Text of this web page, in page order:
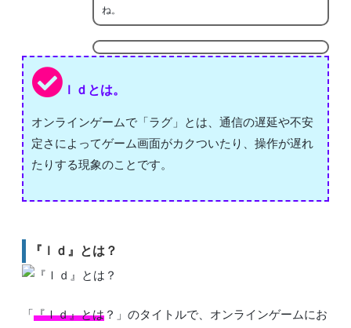
ね。
ｌｄとは。
オンラインゲームで「ラグ」とは、通信の遅延や不安
定さによってゲーム画面がカクついたり、操作が遅れ
たりする現象のことです。
『ｌｄ』とは？
「『ｌｄ』とは ？」のタイトルで、オンラインゲームにお